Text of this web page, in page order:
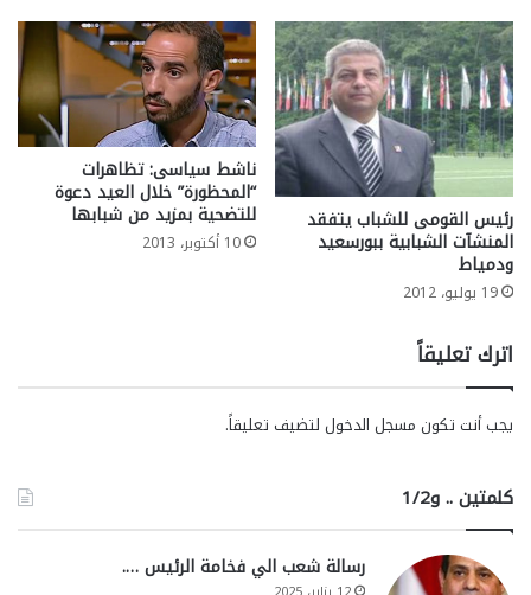
رئيس القومى للشباب يتفقد
المنشآت الشبابية ببورسعيد
ودمياط
19 يوليو، 2012
ناشط سياسى: تظاهرات
“المحظورة” خلال العيد دعوة
للتضحية بمزيد من شبابها
10 أكتوبر، 2013
اترك تعليقاً
يجب أنت تكون مسجل الدخول لتضيف تعليقاً.
كلمتين .. و1/2
رسالة شعب الي فخامة الرئيس ….